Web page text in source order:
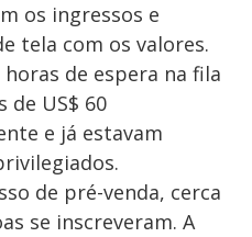
os ingressos e
tela com os valores.
de espera na fila
de US$ 60
e já estavam
de pré-venda, cerca
se inscreveram. A